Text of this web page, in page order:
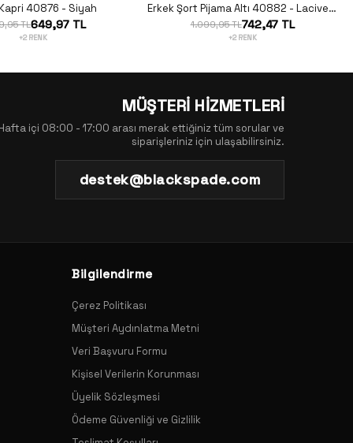
40876 - Siyah
TL649,97 TL
+2 RENK
Erkek Şort Pijama Altı 40882 - Lacivert
1.099,95 TL742,47 TL
+2 RENK
MÜŞTERİ HİZMETLERİ
içi 08:00 - 17:00 arası merak ettiğiniz tüm sorular ve
siparişleriniz için ulaşabilirsiniz.
destek@blackspade.com
Bilgilendirme
Çerez Politikası
Müşteri Aydınlatma Metni
Veri Başvuru Formu
Kişisel Verilerin Korunması
Üyelik Sözleşmesi
Ödeme Güvenliği ve Gizlilik